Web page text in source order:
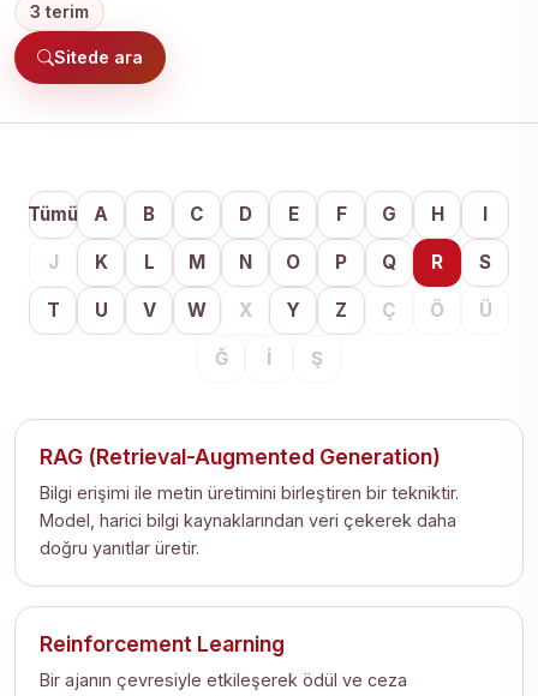
3 terim
Sitede ara
Tümü A B C D E F G H I
J K L M N O P Q R S
T U V W X Y Z Ç Ö Ü
Ğ İ Ş
RAG (Retrieval-Augmented Generation)
Bilgi erişimi ile metin üretimini birleştiren bir tekniktir.
Model, harici bilgi kaynaklarından veri çekerek daha
doğru yanıtlar üretir.
Reinforcement Learning
Bir ajanın çevresiyle etkileşerek ödül ve ceza